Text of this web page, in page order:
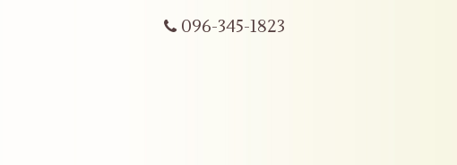
096-345-1823